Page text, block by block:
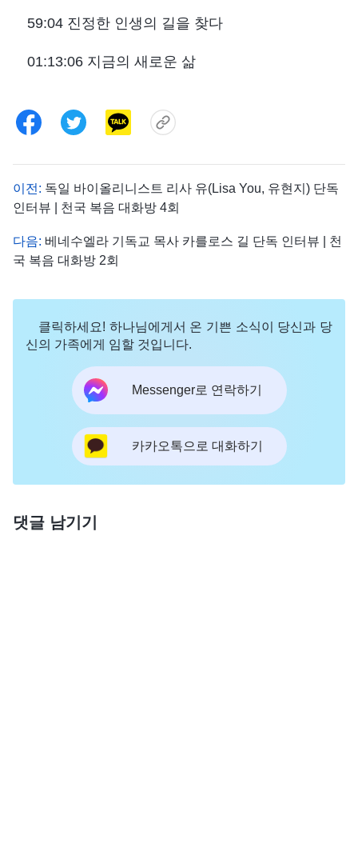
59:04 진정한 인생의 길을 찾다
01:13:06 지금의 새로운 삶
이전: 독일 바이올리니스트 리사 유(Lisa You, 유현지) 단독
인터뷰 | 천국 복음 대화방 4회
다음: 베네수엘라 기독교 목사 카를로스 길 단독 인터뷰 | 천
국 복음 대화방 2회
클릭하세요! 하나님에게서 온 기쁜 소식이 당신과 당
신의 가족에게 임할 것입니다.
Messenger로 연락하기
카카오톡으로 대화하기
댓글 남기기